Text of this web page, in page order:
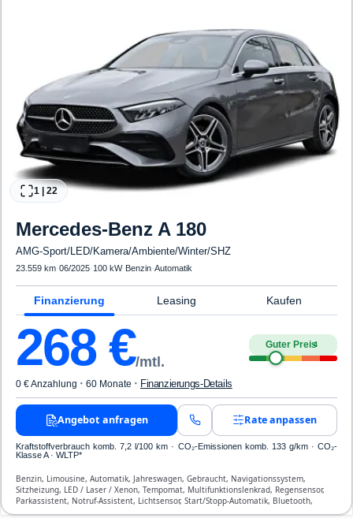
1 | 22
Mercedes-Benz A 180
AMG-Sport/LED/Kamera/Ambiente/Winter/SHZ
23.559 km·06/2025· 100 kW· Benzin·Automatik
Finanzierung Leasing Kaufen
268€/mtl.
Guter Preis4
0 € Anzahlung · 60 Monate · Finanzierungs-Details
Angebot anfragen Rate anpassen
Kraftstoffverbrauch komb. 7,2 l/100 km · CO₂-Emissionen komb. 133 g/km · CO₂-
Klasse A · WLTP*
Benzin, Limousine, Automatik, Jahreswagen, Gebraucht, Navigationssystem,
Sitzheizung, LED / Laser / Xenon, Tempomat, Multifunktionslenkrad, Regensensor,
Parkassistent, Notruf-Assistent, Lichtsensor, Start/Stopp-Automatik, Bluetooth,
Freisprecheinrichtung, Verkehrszeichen-Erkennung, ESP, ABS, Klimatisierung, Front-,